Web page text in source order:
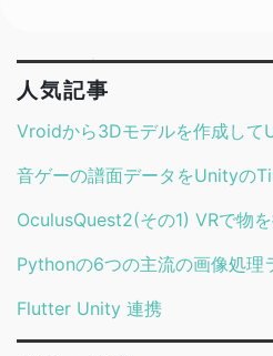
人気記事
Vroidから3Dモデルを作成して
音ゲーの譜面データをUnityの
OculusQuest2(その1) VRで物
Pythonの6つの主流の画像処理
Flutter Unity 連携